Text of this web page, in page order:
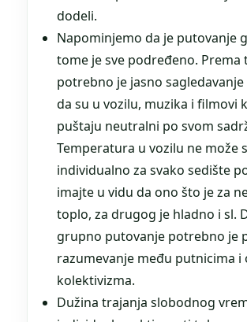
dodeli.
Napominjemo da je putovanje
tome je sve podređeno. Prema
potrebno je jasno
da su u vozilu, muzika i filmovi
puštaju neutralni po svom
Temperatura u vozilu ne može
individualno za svako sedište
imajte u vidu da ono što je za
toplo, za drugog je hladno i sl.
grupno putovanje potrebno je
razumevanje među putnicima i
kolektivizma.
Dužina trajanja slobodnog